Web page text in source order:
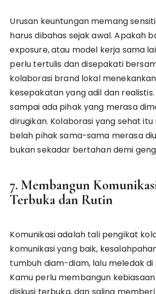
Urusan keuntungan memang
harus dibahas sejak awal. Apakah
exposure, atau model kerja sama
perlu tertulis dan disepakati
kolaborasi brand lokal
kesepakatan yang adil dan
sampai ada pihak yang merasa
dirugikan. Kolaborasi yang sehat itu
belah pihak sama-sama merasa
bukan sekadar bertahan demi
7. Membangun
Terbuka dan Rutin
Komunikasi adalah tali pengikat
komunikasi yang baik,
tumbuh diam-diam, lalu meledak di
Kamu perlu membangun
diskusi terbuka, dan saling